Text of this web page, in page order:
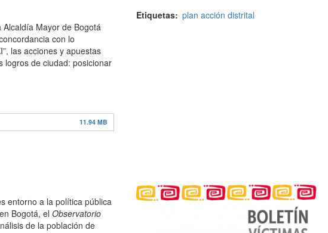
Mayor de Bogotá
con lo
las acciones y apuestas
logros de ciudad: posicionar
11.94 MB
Etiquetas plan acción distrital
entorno a la política pública
Bogotá, el Observatorio
de la población de